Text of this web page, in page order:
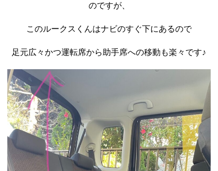
のですが、
このルークスくんはナビのすぐ下にあるので
足元広々かつ運転席から助手席への移動も楽々です♪